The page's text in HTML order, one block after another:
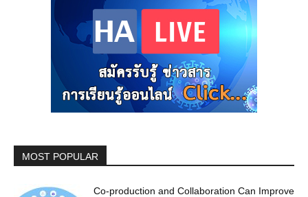
MOST POPULAR
Co-production and Collaboration Can Improve